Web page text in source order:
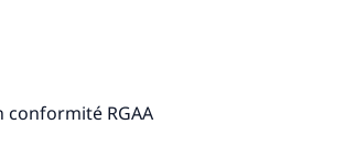
conformité RGAA